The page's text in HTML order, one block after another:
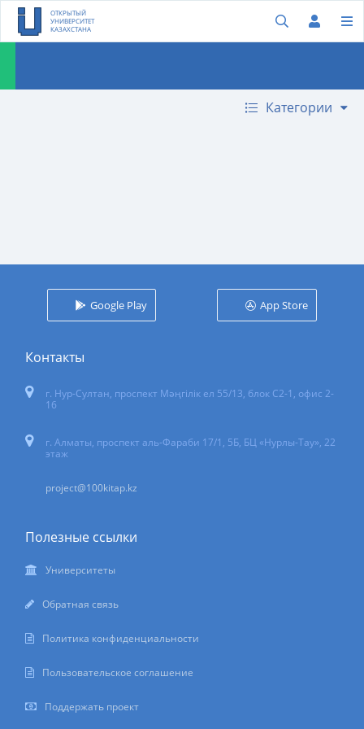
ОТКРЫТЫЙ
УНИВЕРСИТЕТ
КАЗАХСТАНА
Категории
Google Play App Store
Контакты
г. Нур-Султан, проспект Мәңгілік ел 55/13, блок С2-1, офис 2-
16
г. Алматы, проспект аль-Фараби 17/1, 5Б, БЦ «Нурлы-Тау», 22
этаж
project@100kitap.kz
Полезные ссылки
Университеты
Обратная связь
Политика конфиденциальности
Пользовательское соглашение
Поддержать проект